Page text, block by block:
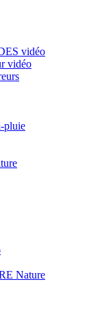
vidéo
vidéo
pluie
Nature